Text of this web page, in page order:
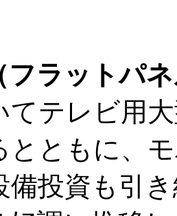
フラットパ
てテレビ用
とともに、
備投資も引